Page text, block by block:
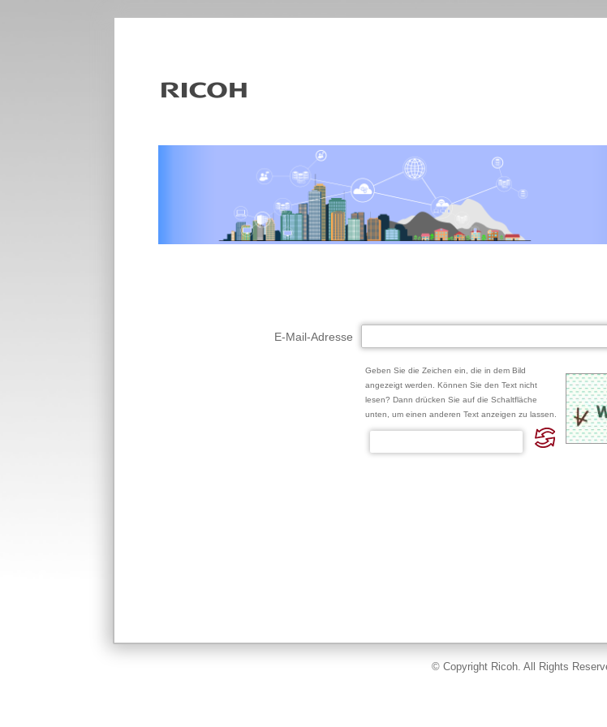
E-Mail-Adresse
Geben Sie die Zeichen ein, die in dem Bild
angezeigt werden. Können Sie den Text nicht
lesen? Dann drücken Sie auf die Schaltfläche
unten, um einen anderen Text anzeigen zu lassen.
© Copyright Ricoh. All Rights